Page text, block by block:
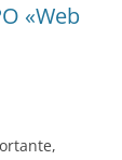
«Web